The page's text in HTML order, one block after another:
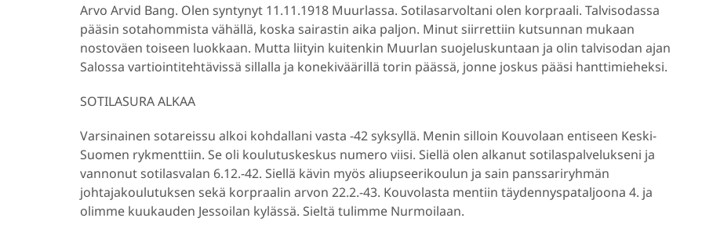
Arvo Arvid Bang. Olen syntynyt 11.11.1918 Muurlassa. Sotilasarvoltani olen korpraali. Talvisodassa
pääsin sotahommista vähällä, koska sairastin aika paljon. Minut siirrettiin kutsunnan mukaan
nostoväen toiseen luokkaan. Mutta liityin kuitenkin Muurlan suojeluskuntaan ja olin talvisodan ajan
Salossa vartiointitehtävissä sillalla ja konekiväärillä torin päässä, jonne joskus pääsi hanttimieheksi.
SOTILASURA ALKAA
Varsinainen sotareissu alkoi kohdallani vasta -42 syksyllä. Menin silloin Kouvolaan entiseen Keski-
Suomen rykmenttiin. Se oli koulutuskeskus numero viisi. Siellä olen alkanut sotilaspalvelukseni ja
vannonut sotilasvalan 6.12.-42. Siellä kävin myös aliupseerikoulun ja sain panssariryhmän
johtajakoulutuksen sekä korpraalin arvon 22.2.-43. Kouvolasta mentiin täydennyspataljoona 4. ja
olimme kuukauden Jessoilan kylässä. Sieltä tulimme Nurmoilaan.